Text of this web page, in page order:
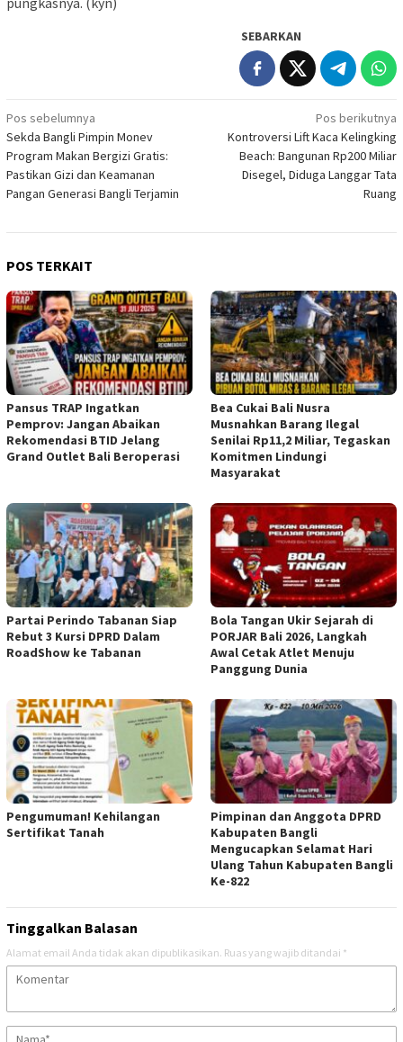
SEBARKAN
Navigasi
pos
Pos sebelumnya
Sekda Bangli Pimpin Monev
Program Makan Bergizi Gratis:
Pastikan Gizi dan Keamanan
Pangan Generasi Bangli Terjamin
Pos berikutnya
Kontroversi Lift Kaca Kelingking
Beach: Bangunan Rp200 Miliar
Disegel, Diduga Langgar Tata
Ruang
POS TERKAIT
Pansus TRAP Ingatkan
Pemprov: Jangan Abaikan
Rekomendasi BTID Jelang
Grand Outlet Bali Beroperasi
Bea Cukai Bali Nusra
Musnahkan Barang Ilegal
Senilai Rp11,2 Miliar, Tegaskan
Komitmen Lindungi
Masyarakat
Partai Perindo Tabanan Siap
Rebut 3 Kursi DPRD Dalam
RoadShow ke Tabanan
Bola Tangan Ukir Sejarah di
PORJAR Bali 2026, Langkah
Awal Cetak Atlet Menuju
Panggung Dunia
Pengumuman! Kehilangan
Sertifikat Tanah
Pimpinan dan Anggota DPRD
Kabupaten Bangli
Mengucapkan Selamat Hari
Ulang Tahun Kabupaten Bangli
Ke-822
Tinggalkan Balasan
Alamat email Anda tidak akan dipublikasikan. Ruas yang wajib ditandai *